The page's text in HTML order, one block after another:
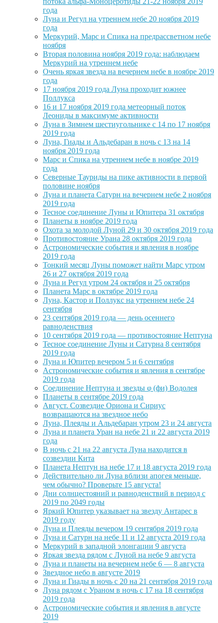
года
Луна и Регул на утреннем небе 20 ноября 2019
года
Меркурий, Марс и Спика на предрассветном небе
ноября
Вторая половина ноября 2019 года: наблюдаем
Меркурий на утреннем небе
Очень яркая звезда на вечернем небе в ноябре 2019
года
17 ноября 2019 года Луна проходит южнее
Поллукса
16 и 17 ноября 2019 года метеорный поток
Леониды в максимуме активности
Луна в Зимнем шестиугольнике с 14 по 17 ноября
2019 года
Луна, Гиады и Альдебаран в ночь с 13 на 14
ноября 2019 года
Марс и Спика на утреннем небе в ноябре 2019
года
Северные Тауриды на пике активности в первой
половине ноября
Луна и планета Сатурн на вечернем небе 2 ноября
2019 года
Тесное соединение Луны и Юпитера 31 октября
Планеты в ноябре 2019 года
Охота за молодой Луной 29 и 30 октября 2019 года
Противостояние Урана 28 октября 2019 года
Астрономические события и явления в ноябре
2019 года
Тонкий месяц Луны поможет найти Марс утром
26 и 27 октября 2019 года
Луна и Регул утром 24 октября и 25 октября
Планета Марс в октябре 2019 года
Луна, Кастор и Поллукс на утреннем небе 24
сентября
23 сентября 2019 года — день осеннего
равноденствия
10 сентября 2019 года — противостояние Нептуна
Тесное соединение Луны и Сатурна 8 сентября
2019 года
Луна и Юпитер вечером 5 и 6 сентября
Астрономические события и явления в сентябре
2019 года
Соединение Нептуна и звезды φ (фи) Водолея
Планеты в сентябре 2019 года
Август. Созвездие Ориона и Сириус
возвращаются на звездное небо
Луна, Плеяды и Альдебаран утром 23 и 24 августа
Луна и планета Уран на небе 21 и 22 августа 2019
года
В ночь с 21 на 22 августа Луна находится в
созвездии Кита
Планета Нептун на небе 17 и 18 августа 2019 года
Действительно ли Луна вблизи апогея меньше,
чем обычно? Проверьте 15 августа!
Дни солнцестояний и равноденствий в период с
2019 по 2049 годы
Яркий Юпитер указывает на звезду Антарес в
2019 году
Луна и Плеяды вечером 19 сентября 2019 года
Луна и Сатурн на небе 11 и 12 августа 2019 года
Меркурий в западной элонгации 9 августа
Яркая звезда рядом с Луной на небе 9 августа
Луна и планеты на вечернем небе 6 — 8 августа
Звездное небо в августе 2019
Луна и Гиады в ночь с 20 на 21 сентября 2019 года
Луна рядом с Ураном в ночь с 17 на 18 сентября
2019 года
Астрономические события и явления в августе
2019